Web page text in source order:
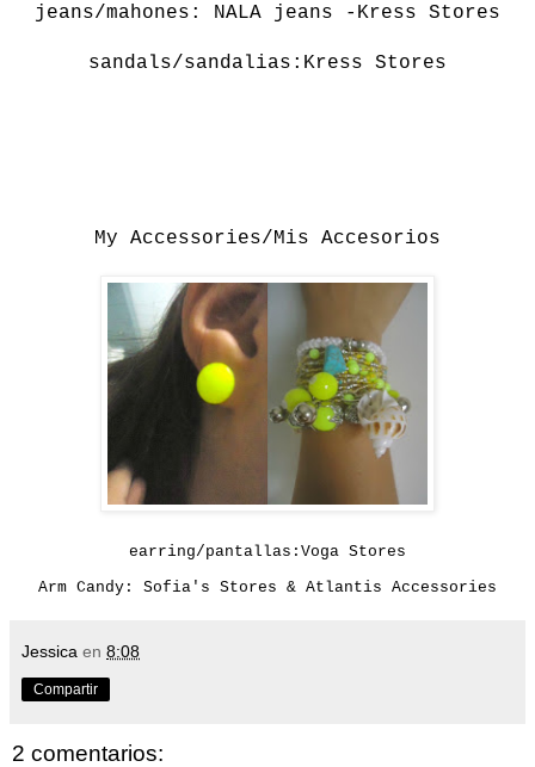
jeans/mahones: NALA jeans -Kress Stores
sandals/sandalias:Kress Stores
My Accessories/Mis Accesorios
earring/pantallas:Voga Stores
Arm Candy: Sofia's Stores & Atlantis Accessories
Jessica en 8:08
Compartir
2 comentarios: